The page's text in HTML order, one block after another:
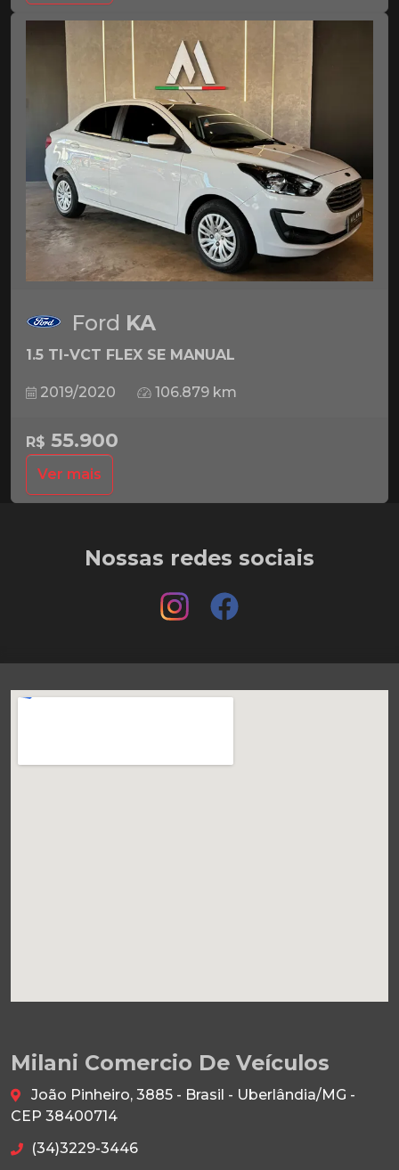
Ford KA
1.5 TI-VCT FLEX SE MANUAL
2019/2020 106.879 km
R$ 55.900
Ver mais
Nossas redes sociais
Milani Comercio De Veículos
João Pinheiro, 3885 - Brasil - Uberlândia/MG -
CEP 38400714
(34)3229-3446